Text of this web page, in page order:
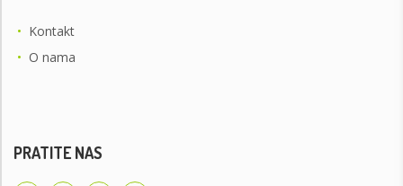
• Kontakt
• O nama
PRATITE NAS